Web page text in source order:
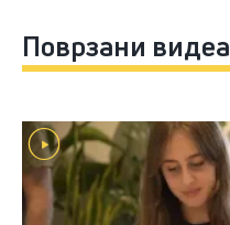
Поврзани видеа